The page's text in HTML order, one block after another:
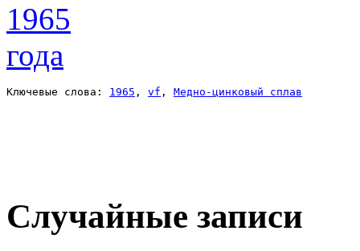
Ключевые слова: 1965 , vf , Медно-цинковый сплав
Случайные записи